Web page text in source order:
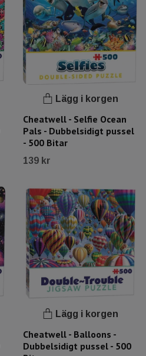
Lägg i korgen
Cheatwell - Selfie Ocean
Pals - Dubbelsidigt pussel
- 500 Bitar
139 kr
Lägg i korgen
Cheatwell - Balloons -
Dubbelsidigt pussel - 500